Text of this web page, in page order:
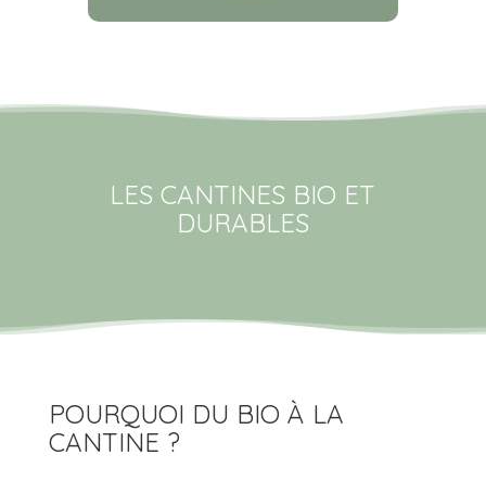
LES CANTINES BIO ET
DURABLES
POURQUOI DU BIO À LA
CANTINE ?